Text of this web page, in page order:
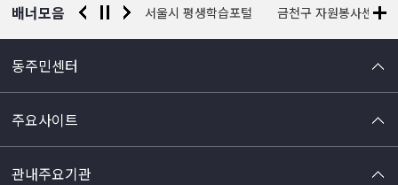
배너모음
찰청 유실물 통합포털 서울시 평생학습포털 금천구 자원봉사센터
동주민센터
주요사이트
관내주요기관